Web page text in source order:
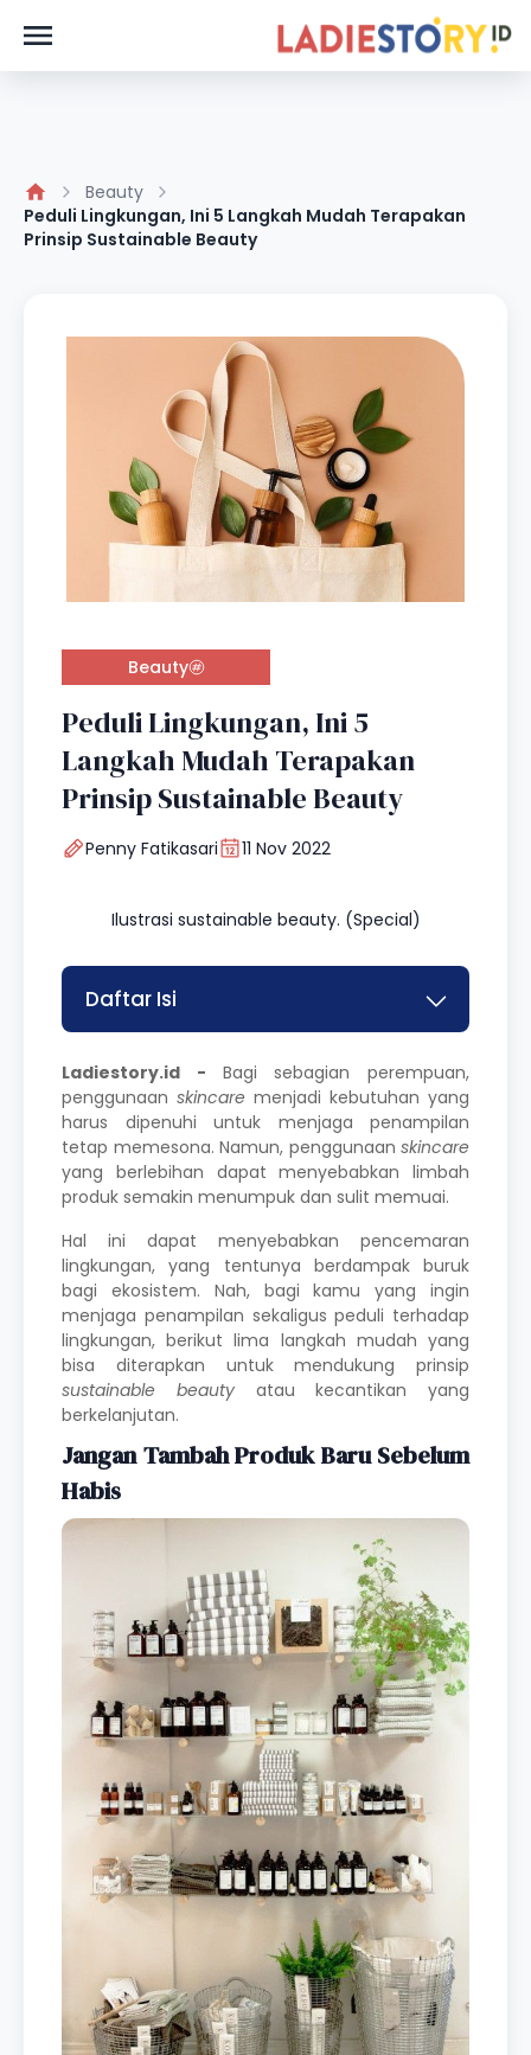
Beauty
Peduli Lingkungan, Ini 5 Langkah Mudah Terapakan
Prinsip Sustainable Beauty
Beauty
Peduli Lingkungan, Ini 5
Langkah Mudah Terapakan
Prinsip Sustainable Beauty
Penny Fatikasari 11 Nov 2022
Ilustrasi sustainable beauty. (Special)
Daftar Isi
Ladiestory.id - Bagi sebagian perempuan,
penggunaan skincare menjadi kebutuhan yang
harus dipenuhi untuk menjaga penampilan
tetap memesona. Namun, penggunaan skincare
yang berlebihan dapat menyebabkan limbah
produk semakin menumpuk dan sulit memuai.
Hal ini dapat menyebabkan pencemaran
lingkungan, yang tentunya berdampak buruk
bagi ekosistem. Nah, bagi kamu yang ingin
menjaga penampilan sekaligus peduli terhadap
lingkungan, berikut lima langkah mudah yang
bisa diterapkan untuk mendukung prinsip
sustainable beautyatau kecantikan yang
berkelanjutan.
Jangan Tambah Produk Baru Sebelum
Habis